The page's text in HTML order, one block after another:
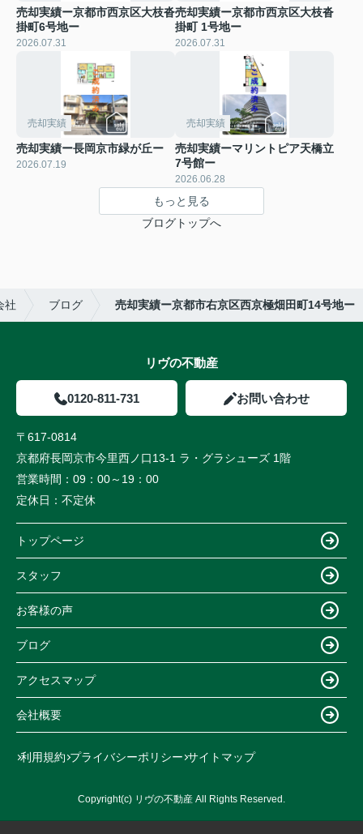
売却実績ー京都市西京区大枝沓
掛町6号地ー
2026.07.31
売却実績ー京都市西京区大枝沓
掛町 1号地ー
2026.07.31
売却実績
売却実績ー長岡京市緑が丘ー
2026.07.19
売却実績
売却実績ーマリントピア天橋立
7号館ー
2026.06.28
もっと見る
ブログトップへ
社 ブログ 売却実績ー京都市右京区西京極畑田町14号地ー
リヴの不動産
0120-811-731 お問い合わせ
〒617-0814
京都府長岡京市今里西ノ口13-1 ラ・グラシューズ 1階
営業時間： 09：00～19：00
定休日： 不定休
トップページ
スタッフ
お客様の声
ブログ
アクセスマップ
会社概要
利用規約 プライバシーポリシー サイトマップ
Copyright(c) リヴの不動産 All Rights Reserved.